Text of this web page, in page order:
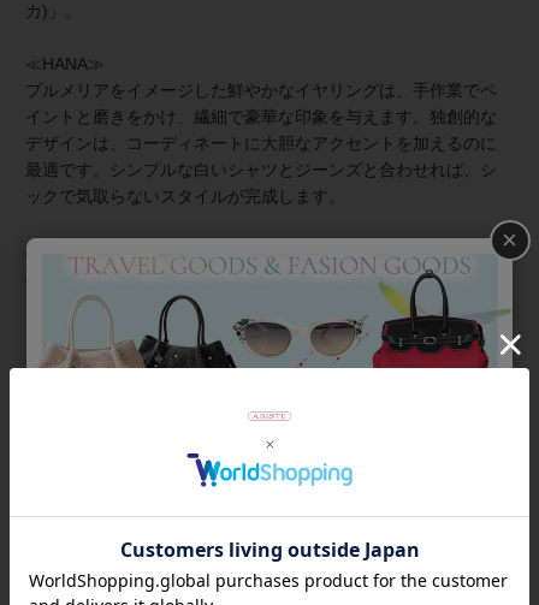
カ)」。
≪HANA≫
プルメリアをイメージした鮮やかなイヤリングは、手作業でペ
イントと磨きをかけ、繊細で豪華な印象を与えます。独創的な
デザインは、コーディネートに大胆なアクセントを加えるのに
最適です。シンプルな白いシャツとジーンズと合わせれば、シ
ックで気取らないスタイルが完成します。
About ZSiSKA/シスカとは
上質な樹脂、ポリエステルレジンの特性を活かし、ガラスのよ
うな質感を再現しつつも、軽くてつけやすいことで人気を博し
ています。肌に触れる部分に金属を使用していないため、アレ
ルギーの方でも安心してお使いいただけます。
◆シスカについて・コレクション一覧は
×